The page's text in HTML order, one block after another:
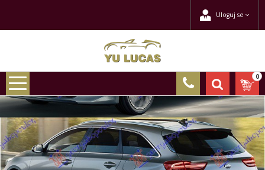
Uloguj se
0